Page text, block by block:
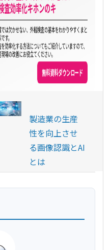
製造業の生産
性を向上させ
る画像認識とAI
とは